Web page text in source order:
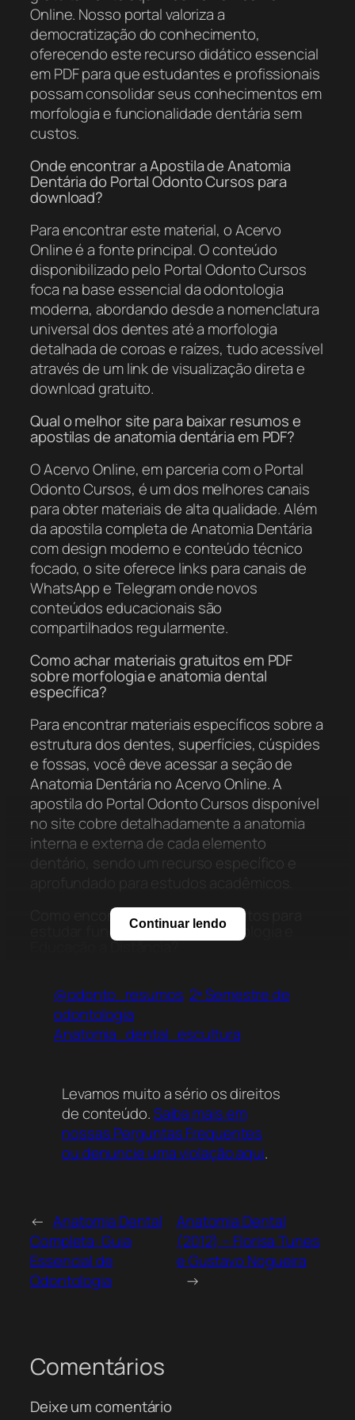
Online. Nosso portal valoriza a
democratização do conhecimento,
oferecendo este recurso didático essencial
em PDF para que estudantes e profissionais
possam consolidar seus conhecimentos em
morfologia e funcionalidade dentária sem
custos.
Onde encontrar a Apostila de Anatomia
Dentária do Portal Odonto Cursos para
download?
Para encontrar este material, o Acervo
Online é a fonte principal. O conteúdo
disponibilizado pelo Portal Odonto Cursos
foca na base essencial da odontologia
moderna, abordando desde a nomenclatura
universal dos dentes até a morfologia
detalhada de coroas e raízes, tudo acessível
através de um link de visualização direta e
download gratuito.
Qual o melhor site para baixar resumos e
apostilas de anatomia dentária em PDF?
O Acervo Online, em parceria com o Portal
Odonto Cursos, é um dos melhores canais
para obter materiais de alta qualidade. Além
da apostila completa de Anatomia Dentária
com design moderno e conteúdo técnico
focado, o site oferece links para canais de
WhatsApp e Telegram onde novos
conteúdos educacionais são
compartilhados regularmente.
Como achar materiais gratuitos em PDF
sobre morfologia e anatomia dental
específica?
Para encontrar materiais específicos sobre a
estrutura dos dentes, superfícies, cúspides
e fossas, você deve acessar a seção de
Anatomia Dentária no Acervo Online. A
apostila do Portal Odonto Cursos disponível
no site cobre detalhadamente a anatomia
interna e externa de cada elemento
dentário, sendo um recurso específico e
Como encontrar materiais gratuitos para
estudar fundamentos de Odontologia e
Educação a Distância?
materiais sobre os pilares da odontologia
explorando o acervo digital do Portal Odonto
Cursos. A plataforma utiliza a inovação da
até procedimentos clínicos complexos,
permitindo que profissionais e estudantes
acessem conteúdos atualizados e gratuitos
de qualquer lugar.
Você pode baixar a Apostila de Anatomia
Dentária gratuitamente aqui mesmo no
Acervo Online. Nosso portal disponibiliza
profissionais a conteúdos de alta qualidade
sobre a morfologia e funcionalidade dos
dentes sem qualquer custo.
Continuar lendo
@odonto_resumos 2º Semestre de
odontologia
Anatomia_dental_escultura
Levamos muito a sério os direitos
de conteúdo.Saiba mais em
nossas Perguntas Frequentes
ou denuncie uma violação aqui.
← Anatomia Dental
Completa: Guia
Essencial de
Odontologia
Anatomia Dental
(2012) – Florisa Tunes
e Gustavo Nogueira
→
Comentários
Deixe um comentário